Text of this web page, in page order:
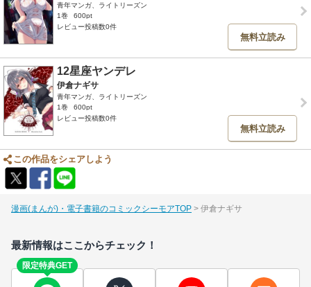
青年マンガ、ライトリーズン
1巻
600pt
レビュー投稿数0件
無料立読み
12星座ヤンデレ
伊倉ナギサ
青年マンガ、ライトリーズン
1巻
600pt
レビュー投稿数0件
無料立読み
この作品をシェアしよう
漫画(まんが)・電子書籍のコミックシーモアTOP 伊倉ナギサ
最新情報はここからチェック！
限定特典GET